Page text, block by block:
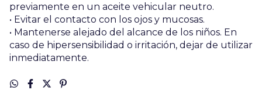
previamente en un aceite vehicular neutro.
• Evitar el contacto con los ojos y mucosas.
• Mantenerse alejado del alcance de los niños. En
caso de hipersensibilidad o irritación, dejar de utilizar
inmediatamente.